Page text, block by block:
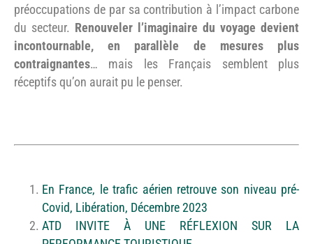
préoccupations de par sa contribution à l’impact carbone
du secteur. Renouveler l’imaginaire du voyage devient
incontournable, en parallèle de mesures plus
contraignantes… mais les Français semblent plus
réceptifs qu’on aurait pu le penser.
En France, le trafic aérien retrouve son niveau pré-
Covid, Libération, Décembre 2023
ATD INVITE À UNE RÉFLEXION SUR LA